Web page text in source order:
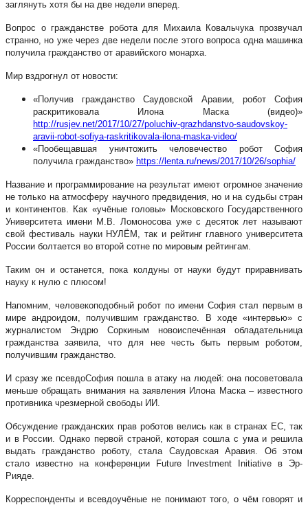
заглянуть хотя бы на две недели вперед.
Вопрос о гражданстве робота для Михаила Ковальчука прозвучал
странно, но уже через две недели после этого вопроса одна машинка
получила гражданство от аравийского монарха.
Мир вздрогнул от новости:
«Получив гражданство Саудовской Аравии, робот София
раскритиковала Илона Маска (видео)»
http://rusjev.net/2017/10/27/poluchiv-grazhdanstvo-saudovskoy-
aravii-robot-sofiya-raskritikovala-ilona-maska-video/
«Пообещавшая уничтожить человечество робот София
получила гражданство» https://lenta.ru/news/2017/10/26/sophia/
Название и программирование на результат имеют огромное значение
не только на атмосферу научного предвидения, но и на судьбы стран
и континентов. Как «учёные головы» Московского Государственного
Университета имени М.В. Ломоносова уже с десяток лет называют
свой фестиваль науки НУЛЁМ, так и рейтинг главного университета
России болтается во второй сотне по мировым рейтингам.
Таким он и останется, пока колдуны от науки будут приравнивать
науку к нулю с плюсом!
Напомним, человекоподобный робот по имени София стал первым в
мире андроидом, получившим гражданство. В ходе «интервью» с
журналистом Эндрю Соркиным новоиспечённая обладательница
гражданства заявила, что для нее честь быть первым роботом,
получившим гражданство.
И сразу же псевдоСофия пошла в атаку на людей: она посоветовала
меньше обращать внимания на заявления Илона Маска – известного
противника чрезмерной свободы ИИ.
Обсуждение гражданских прав роботов велись как в странах ЕС, так
и в России. Однако первой страной, которая сошла с ума и решила
выдать гражданство роботу, стала Саудовская Аравия. Об этом
стало известно на конференции Future Investment Initiative в Эр-
Рияде.
Корреспонденты и всевдоучёные не понимают того, о чём говорят и